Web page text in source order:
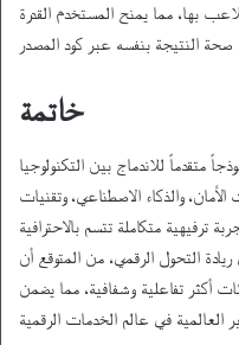
بها، مما يمنح المستخدم القدرة
خاتمة
متقدماً للاندماج بين التكنولوجيا
والذكاء الاصطناعي، وتقنيات
متكاملة تتسم بالاحترافية
التحول الرقمي، من المتوقع أن
أكثر تفاعلية وشفافية، مما يضمن